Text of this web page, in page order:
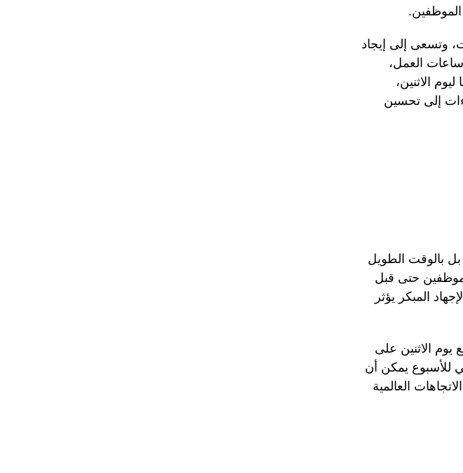
الموظفين.
وتسعى إلى إيجاد
العمل،
الاثنين،
إلى تحسين
بل بالوقت الطويل
حتى قبل
المبكر يؤثر
الاثنين على
للأسبوع يمكن أن
العالمية